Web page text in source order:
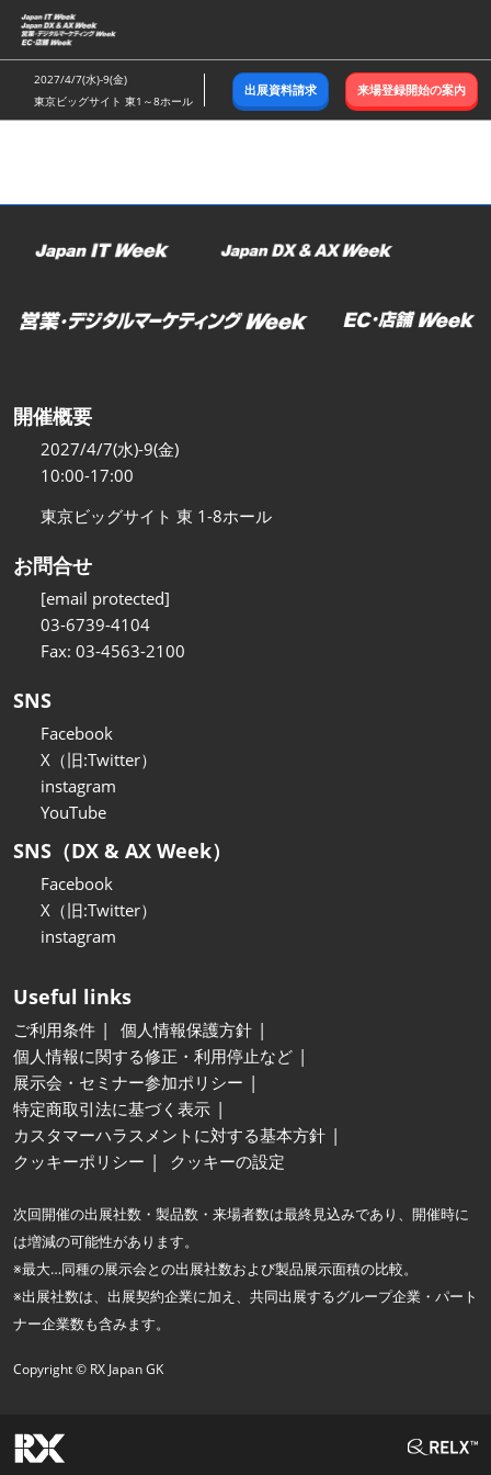
ス
キ
ッ
し
む
2027/4/7(水)-9(金)
東京ビッグサイト 東1～8ホール
出展資料請求 来場登録開始の案内
開催概要
2027/4/7(水)-9(金)
10:00-17:00
東京ビッグサイト 東 1-8ホール
お問合せ
[email protected]
03-6739-4104
Fax: 03-4563-2100
SNS
Facebook
X（旧:Twitter）
instagram
YouTube
SNS（DX & AX Week）
Facebook
X（旧:Twitter）
instagram
Useful links
ご利用条件
個人情報保護方針
個人情報に関する修正・利用停止など
展示会・セミナー参加ポリシー
特定商取引法に基づく表示
カスタマーハラスメントに対する基本方針
クッキーポリシー
クッキーの設定
次回開催の出展社数・製品数・来場者数は最終見込みであり、開催時に
は増減の可能性があります。
※最大…同種の展示会との出展社数および製品展示面積の比較。
※出展社数は、出展契約企業に加え、共同出展するグループ企業・パート
ナー企業数も含みます。
Copyright © RX Japan GK